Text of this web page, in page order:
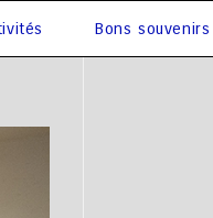
Bons souvenirs